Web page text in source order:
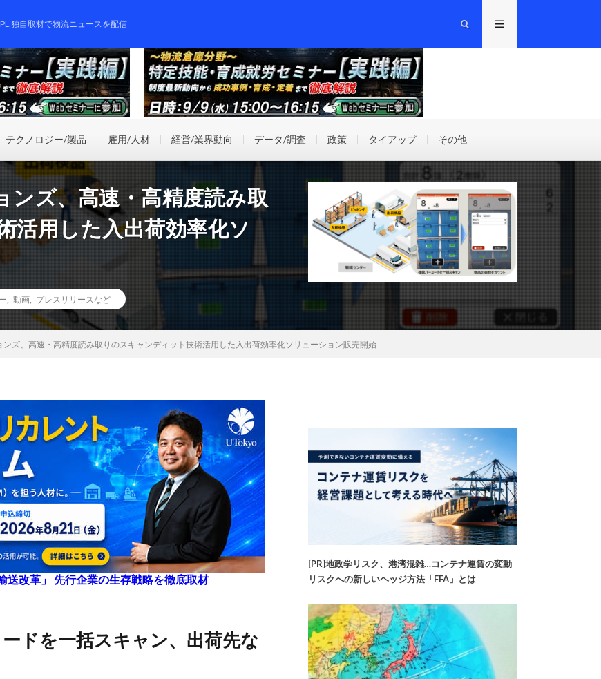
独自取材で物流ニュースを配信
テクノロジー/製品 雇用/人材 経営/業界動向 データ/調査 政策 タイアップ その他
ンズ、高速・高精度読み取
活用した入出荷効率化ソ
動画 プレスリリースなど
ンズ、高速・高精度読み取りのスキャンディット技術活用した入出荷効率化ソリューション販売開始
送改革」 先行企業の生存戦略を徹底取材
[PR]地政学リスク、港湾混雑…コンテナ運賃の変動
リスクへの新しいヘッジ方法「FFA」とは